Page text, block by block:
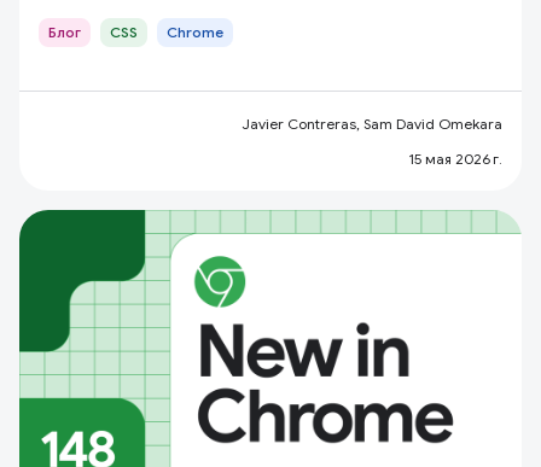
Блог CSS Chrome
Javier Contreras, Sam David Omekara
15 мая 2026 г.